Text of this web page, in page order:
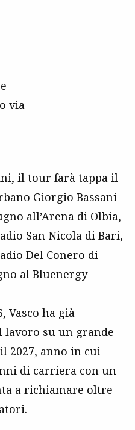
via
il tour farà tappa il
Giorgio Bassani
all’Arena di Olbia,
San Nicola di Bari,
Del Conero di
al Bluenergy
Vasco ha già
lavoro su un grande
2027, anno in cui
di carriera con un
a richiamare oltre